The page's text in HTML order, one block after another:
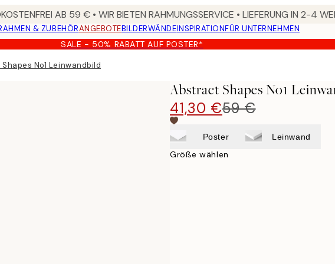
AB 59 € • WIR BIETEN RAHMUNGSSERVICE • LIEFERUNG IN 2-4
& ZUBEHÖRANGEBOTEBILDERWÄNDEINSPIRATIONFÜR UNTERNEHMEN
SALE - 50% RABATT AUF POSTER*
No1 Leinwandbild
Abstract Shapes No1
41,30 €59 €
Poster Leinwand
Größe wählen